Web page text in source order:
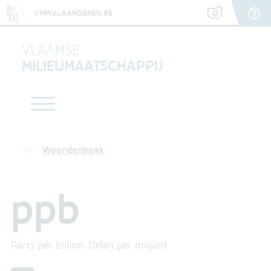
VMM.VLAANDEREN.BE
VLAAMSE
MILIEUMAATSCHAPPIJ
Woordenboek
ppb
Parts per billion. Delen per miljard.